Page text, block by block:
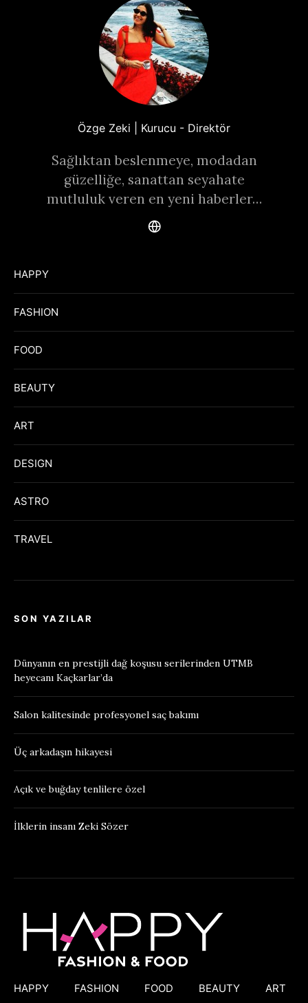
Özge Zeki | Kurucu - Direktör
Sağlıktan beslenmeye, modadan
güzelliğe, sanattan seyahate
mutluluk veren en yeni haberler…
HAPPY
FASHION
FOOD
BEAUTY
ART
DESIGN
ASTRO
TRAVEL
SON YAZILAR
Dünyanın en prestijli dağ koşusu serilerinden UTMB
heyecanı Kaçkarlar’da
Salon kalitesinde profesyonel saç bakımı
Üç arkadaşın hikayesi
Açık ve buğday tenlilere özel
İlklerin insanı Zeki Sözer
HAPPY FASHION FOOD BEAUTY
ART